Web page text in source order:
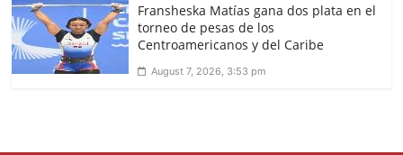
Fransheska Matías gana dos plata en el
torneo de pesas de los
Centroamericanos y del Caribe
August 7, 2026, 3:53 pm